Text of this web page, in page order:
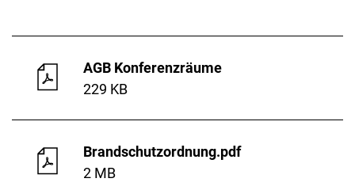
AGB Konferenzräume
229 KB
Brandschutzordnung.pdf
2 MB